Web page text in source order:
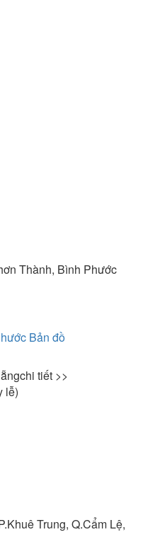
Thành, Bình Phước
Bản đồ
chi tiết >>
lễ)
Trung, Q.Cẩm Lệ,